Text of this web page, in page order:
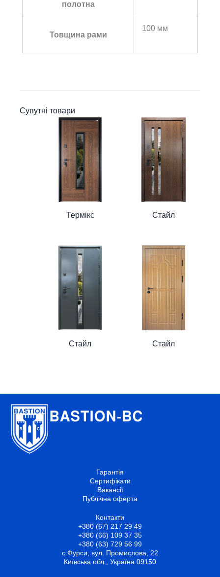
полотна
Товщина рами
100 мм
Супутні товари
Термікс Стайл
Стайл Стайл
Гарантія
Сертифікати
Вакансії
Публічна оферта
Контакти
+380 (67) 217 29 49
+380 (66) 109 37 35
+380 (63) 729 56 99
с.Фурси, вул. Промислова, 22
Київська обл., Україна 09150